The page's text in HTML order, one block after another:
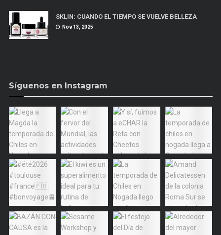
SKLIN: CUANDO EL TIEMPO SE VUELVE BELLEZA
Nov 13, 2025
Síguenos en Instagram